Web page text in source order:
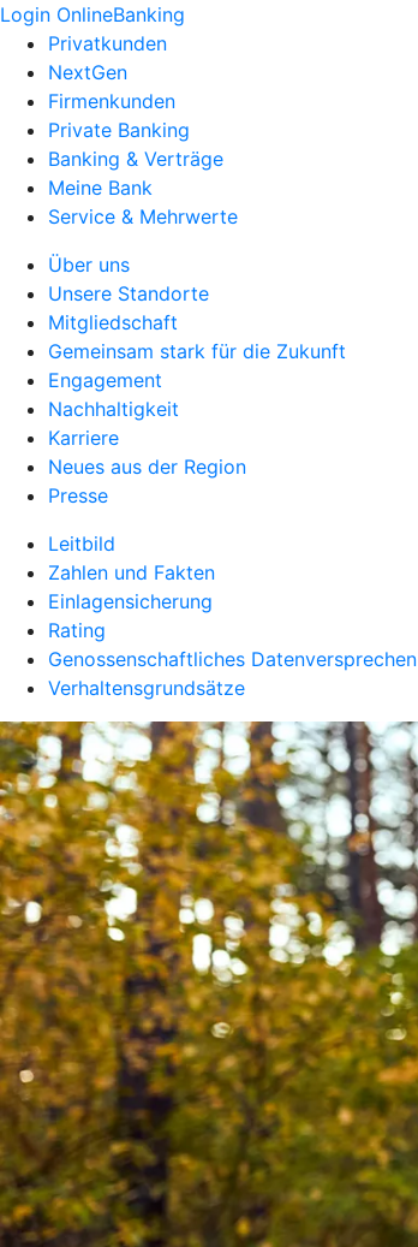
Login OnlineBanking
Privatkunden
NextGen
Firmenkunden
Private Banking
Banking & Verträge
Meine Bank
Service & Mehrwerte
Über uns
Unsere Standorte
Mitgliedschaft
Gemeinsam stark für die Zukunft
Engagement
Nachhaltigkeit
Karriere
Neues aus der Region
Presse
Leitbild
Zahlen und Fakten
Einlagensicherung
Rating
Genossenschaftliches Datenversprechen
Verhaltensgrundsätze